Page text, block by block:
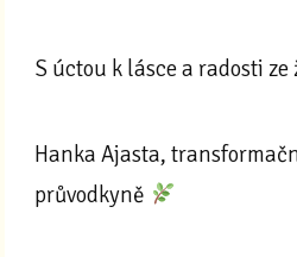
S úctou k lásce a radosti ze
Hanka Ajasta,
průvodkyně